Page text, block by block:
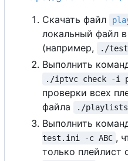
Скачать файл
локальный файл
(например,
./
Выполнить
./iptvc check -i
проверки всех
файла
./
Выполнить
test.ini -c ABC ,
только плейлист